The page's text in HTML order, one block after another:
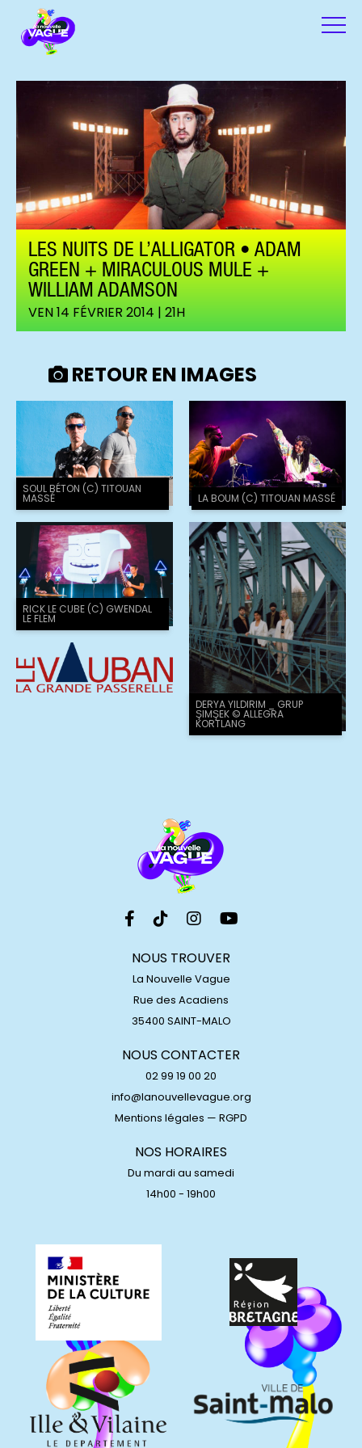
LES NUITS DE L’ALLIGATOR • ADAM
GREEN + MIRACULOUS MULE +
WILLIAM ADAMSON
VEN 14 FÉVRIER 2014 | 21H
RETOUR EN IMAGES
SOUL BÉTON (C) TITOUAN
MASSÉ LA BOUM (C) TITOUAN MASSÉ
RICK LE CUBE (C) GWENDAL
LE FLEM
DERYA YILDIRIM _ GRUP
ŞIMŞEK © ALLEGRA
KORTLANG
NOUS TROUVER
La Nouvelle Vague
Rue des Acadiens
35400 SAINT-MALO
NOUS CONTACTER
02 99 19 00 20
info@lanouvellevague.org
Mentions légales — RGPD
NOS HORAIRES
Du mardi au samedi
14h00 - 19h00